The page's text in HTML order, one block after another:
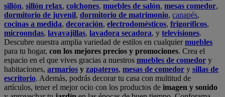
sillón, sillón relax, colchones, muebles de salón, mesas comedor,
dormitorio de juvenil, dormitorio de matrimonio, canapés,
cocinas a medida, decoración, electrodomésticos, frigoríficos,
microondas, lavavajillas, lavadora secadora, y televisiones.
Descubre nuestra amplia variedad de estilos en cualquiermuebles
para tu hogar, con los mejores precios y promociones. Crea el
espacio en el que vives gracias a nuestros muebles de comedor y
habitaciones, armarios y zapateros, mesas de comedor y sillas de
escritorio. Además, podrás decorar tu casa con multitud de
artículos, tener el mejor ocio con los productos de imagen y sonido